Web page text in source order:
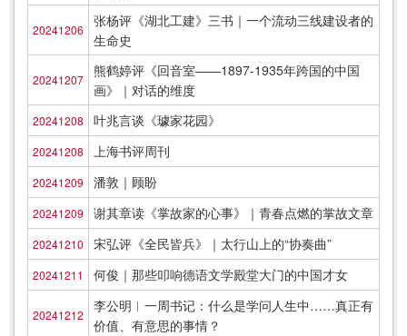
20241206
张杨评《湖北工建》三书｜一个流动三线建设者的
生命史
20241207
熊鹤婷评《回音室——1897-1935年跨国的中国
画》｜对话的维度
20241208 叶兆言谈《璩家花园》
20241208 上海书评周刊
20241209 潘敦｜顾盼
20241209 谢其章读《掌故家的心事》｜青春点燃的掌故文章
20241210 宋弘评《全民皆兵》｜太行山上的“协奏曲”
20241211 何俊｜那些叩响德语文学殿堂大门的中国才女
20241212
李公明︱一周书记：什么是学问人生中……真正有
价值、有意思的事情？